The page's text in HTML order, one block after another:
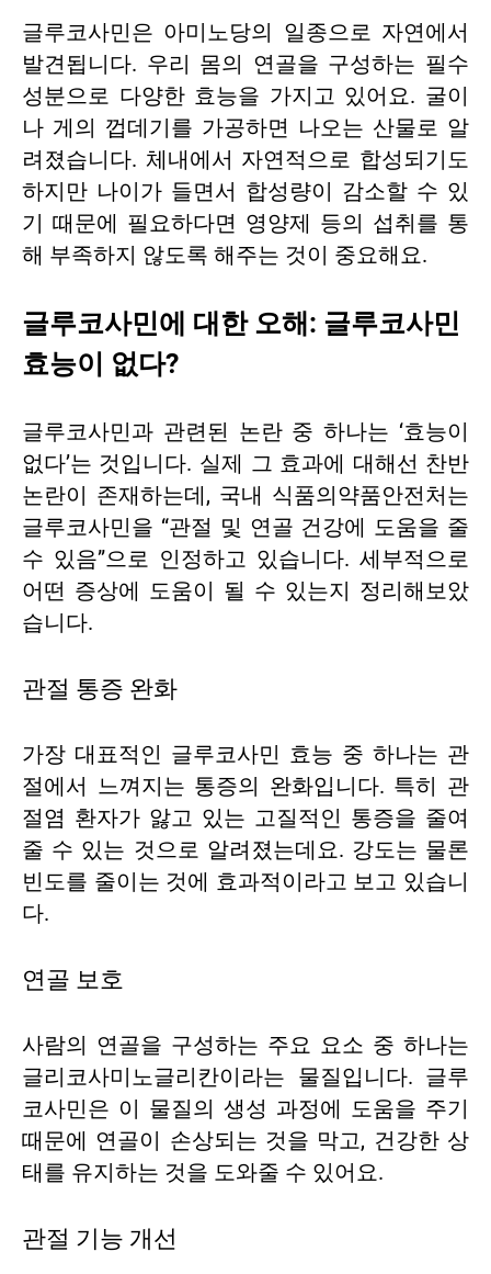
글루코사민은 아미노당의 일종으로 자연에서
발견됩니다. 우리 몸의 연골을 구성하는 필수
성분으로 다양한 효능을 가지고 있어요. 굴이
나 게의 껍데기를 가공하면 나오는 산물로 알
려졌습니다. 체내에서 자연적으로 합성되기도
하지만 나이가 들면서 합성량이 감소할 수 있
기 때문에 필요하다면 영양제 등의 섭취를 통
해 부족하지 않도록 해주는 것이 중요해요.
글루코사민에 대한 오해: 글루코사민
효능이 없다?
글루코사민과 관련된 논란 중 하나는 ‘효능이
없다’는 것입니다. 실제 그 효과에 대해선 찬반
논란이 존재하는데, 국내 식품의약품안전처는
글루코사민을 “관절 및 연골 건강에 도움을 줄
수 있음”으로 인정하고 있습니다. 세부적으로
어떤 증상에 도움이 될 수 있는지 정리해보았
습니다.
관절 통증 완화
가장 대표적인 글루코사민 효능 중 하나는 관
절에서 느껴지는 통증의 완화입니다. 특히 관
절염 환자가 앓고 있는 고질적인 통증을 줄여
줄 수 있는 것으로 알려졌는데요. 강도는 물론
빈도를 줄이는 것에 효과적이라고 보고 있습니
다.
연골 보호
사람의 연골을 구성하는 주요 요소 중 하나는
글리코사미노글리칸이라는 물질입니다. 글루
코사민은 이 물질의 생성 과정에 도움을 주기
때문에 연골이 손상되는 것을 막고, 건강한 상
태를 유지하는 것을 도와줄 수 있어요.
관절 기능 개선